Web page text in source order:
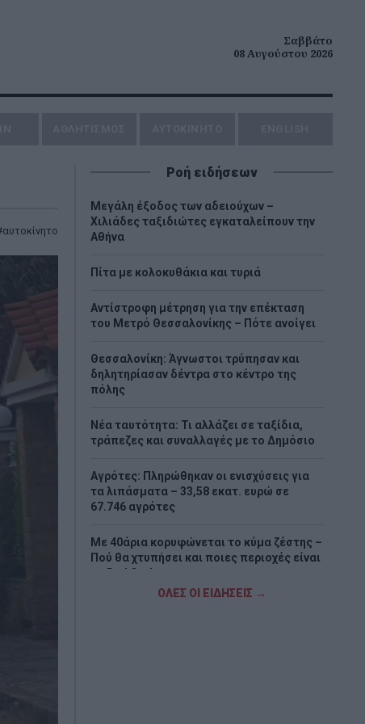
Σαββάτο
08 Αυγούστου 2026
αυτοκίνητο
Ροή ειδήσεων
Μεγάλη έξοδος των αδειούχων –
Χιλιάδες ταξιδιώτες εγκαταλείπουν την
Αθήνα
Πίτα με κολοκυθάκια και τυριά
Αντίστροφη μέτρηση για την επέκταση
του Μετρό Θεσσαλονίκης – Πότε ανοίγει
Θεσσαλονίκη: Άγνωστοι τρύπησαν και
δηλητηρίασαν δέντρα στο κέντρο της
πόλης
Νέα ταυτότητα: Τι αλλάζει σε ταξίδια,
τράπεζες και συναλλαγές με το Δημόσιο
Αγρότες: Πληρώθηκαν οι ενισχύσεις για
τα λιπάσματα – 33,58 εκατ. ευρώ σε
67.746 αγρότες
Με 40άρια κορυφώνεται το κύμα ζέστης –
Πού θα χτυπήσει και ποιες περιοχές είναι
σε Red Code
ΟΛΕΣ ΟΙ ΕΙΔΗΣΕΙΣ →